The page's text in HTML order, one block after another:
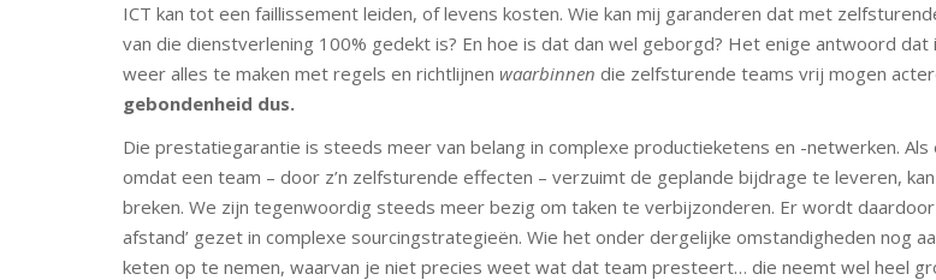
ICT kan tot een faillissement leiden, of levens kosten. Wie kan mij garanderen dat met
van die dienstverlening 100% gedekt is? En hoe is dat dan wel geborgd? Het enige antwoord dat
weer alles te maken met regels en richtlijnen waarbinnen die zelfsturende teams vrij mogen
gebondenheid dus.
Die prestatiegarantie is steeds meer van belang in complexe productieketens en -netwerken. Als
omdat een team – door z’n zelfsturende effecten – verzuimt de geplande bijdrage te leveren,
breken. We zijn tegenwoordig steeds meer bezig om taken te verbijzonderen. Er wordt
afstand’ gezet in complexe sourcingstrategieën. Wie het onder dergelijke omstandigheden nog
keten op te nemen, waarvan je niet precies weet wat dat team presteert… die neemt wel heel